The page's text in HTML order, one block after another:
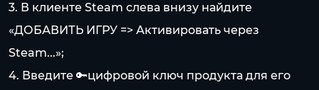
3. В клиенте Steam слева внизу найдите
«ДОБАВИТЬ ИГРУ => Активировать через
Steam...»;
4. Введите 🔑цифровой ключ продукта для его